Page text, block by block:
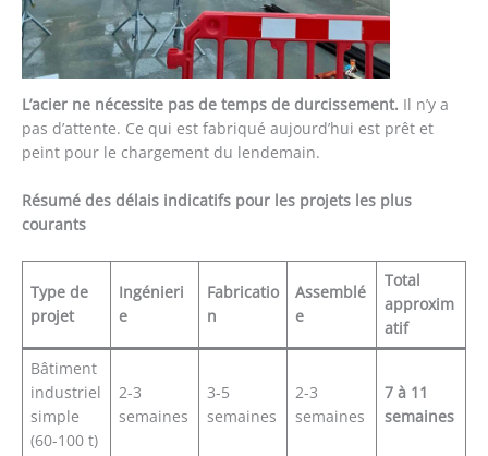
L’acier ne nécessite pas de temps de durcissement. Il n’y a
pas d’attente. Ce qui est fabriqué aujourd’hui est prêt et
peint pour le chargement du lendemain.
Résumé des délais indicatifs pour les projets les plus
courants
Type de
projet
Ingénieri
e
Fabricatio
n
Assemblé
e
Total
approxim
atif
Bâtiment
industriel
simple
(60-100 t)
2-3
semaines
3-5
semaines
2-3
semaines
7 à 11
semaines